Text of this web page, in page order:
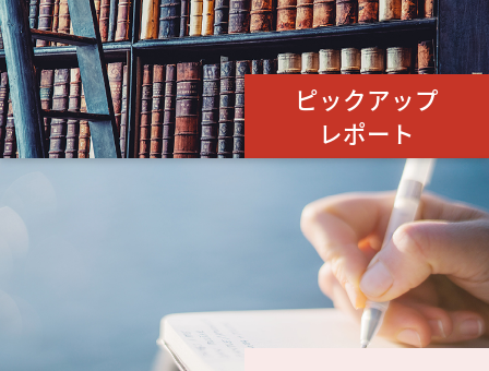
ピックアップ
レポート